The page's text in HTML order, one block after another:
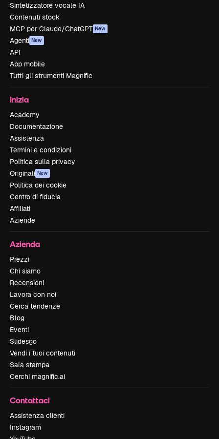
Sintetizzatore vocale IA
Contenuti stock
MCP per Claude/ChatGPT New
Agenti New
API
App mobile
Tutti gli strumenti Magnific
Inizia
Academy
Documentazione
Assistenza
Termini e condizioni
Politica sulla privacy
Originali New
Politica dei cookie
Centro di fiducia
Affiliati
Aziende
Azienda
Prezzi
Chi siamo
Recensioni
Lavora con noi
Cerca tendenze
Blog
Eventi
Slidesgo
Vendi i tuoi contenuti
Sala stampa
Cerchi magnific.ai
Contattaci
Assistenza clienti
Instagram